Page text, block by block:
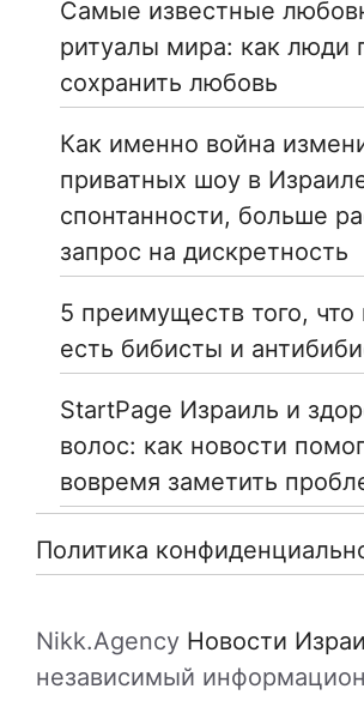
Самые известные
ритуалы мира: как люди
сохранить любовь
Как именно война
приватных шоу в
спонтанности, больше
запрос на дискретность
5 преимуществ того, что
есть бибисты и
StartPage Израиль и
волос: как новости
вовремя заметить
Политика
Nikk.Agency Новости
независимый